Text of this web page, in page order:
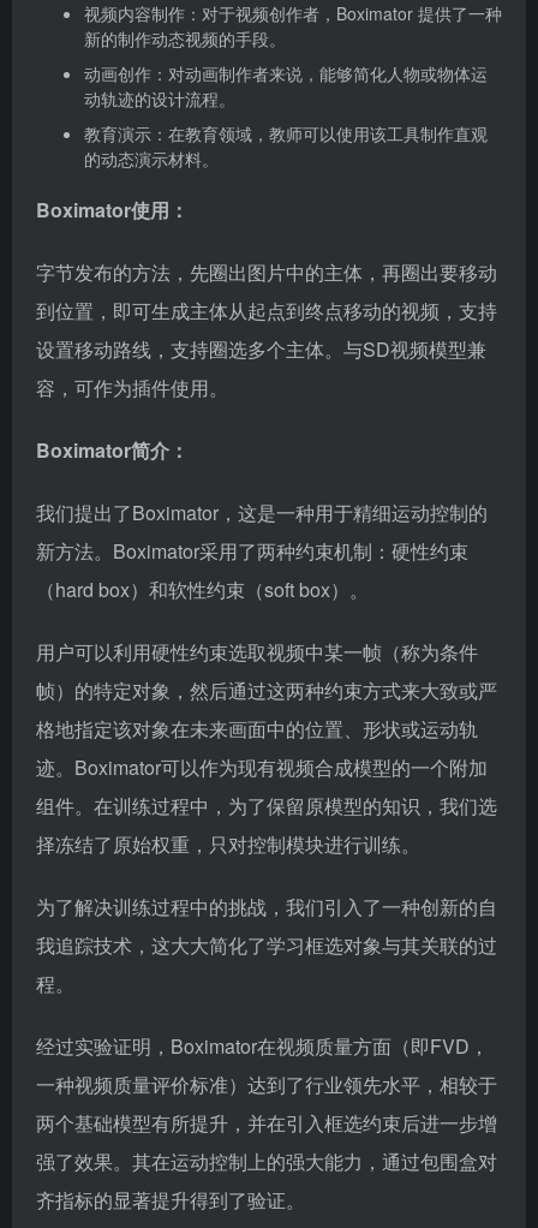
视频内容制作：对于视频创作者，Boximator 提供了一种
新的制作动态视频的手段。
动画创作：对动画制作者来说，能够简化人物或物体运
动轨迹的设计流程。
教育演示：在教育领域，教师可以使用该工具制作直观
的动态演示材料。
Boximator使用：
字节发布的方法，先圈出图片中的主体，再圈出要移动
到位置，即可生成主体从起点到终点移动的视频，支持
设置移动路线，支持圈选多个主体。与SD视频模型兼
容，可作为插件使用。
Boximator简介：
我们提出了Boximator，这是一种用于精细运动控制的
新方法。Boximator采用了两种约束机制：硬性约束
（hard box）和软性约束（soft box）。
用户可以利用硬性约束选取视频中某一帧（称为条件
帧）的特定对象，然后通过这两种约束方式来大致或严
格地指定该对象在未来画面中的位置、形状或运动轨
迹。Boximator可以作为现有视频合成模型的一个附加
组件。在训练过程中，为了保留原模型的知识，我们选
择冻结了原始权重，只对控制模块进行训练。
为了解决训练过程中的挑战，我们引入了一种创新的自
我追踪技术，这大大简化了学习框选对象与其关联的过
程。
经过实验证明，Boximator在视频质量方面（即FVD，
一种视频质量评价标准）达到了行业领先水平，相较于
两个基础模型有所提升，并在引入框选约束后进一步增
强了效果。其在运动控制上的强大能力，通过包围盒对
齐指标的显著提升得到了验证。